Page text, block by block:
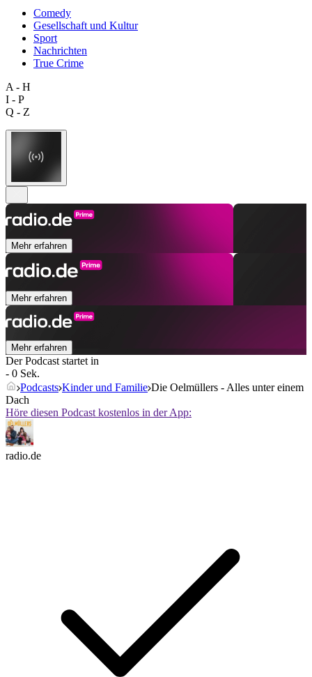
Comedy
Gesellschaft und Kultur
Sport
Nachrichten
True Crime
A - H
I - P
Q - Z
Mehr erfahren
Mehr erfahren
Mehr erfahren
Der Podcast startet in
- 0 Sek.
Podcasts Kinder und Familie Die Oelmüllers - Alles unter einem
Dach
Höre diesen Podcast kostenlos in der App:
radio.de